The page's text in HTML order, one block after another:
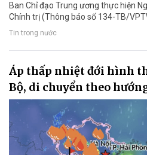
Ban Chỉ đạo Trung ương thực hiện
Chính trị (Thông báo số 134-TB/
Tin trong nước
Áp thấp nhiệt đới hình
Bộ, di chuyển theo